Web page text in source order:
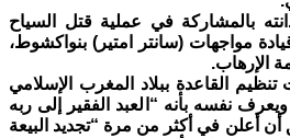
بالمشاركة في عملية قتل السياح
مواجهات (سانتر امتير) بنواكشوط،
الإرهاب.
تنظيم القاعدة ببلاد المغرب الإسلامي
فبراير من عام 2006، ويعرف نفسه بأنه “العبد الفقير إلى ربه
أن أعلن في أكثر من مرة “تجديد البيعة